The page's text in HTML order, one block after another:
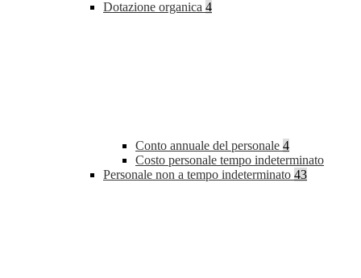
Dotazione organica 4
Conto annuale del personale 4
Costo personale tempo indeterminato
Personale non a tempo indeterminato 43